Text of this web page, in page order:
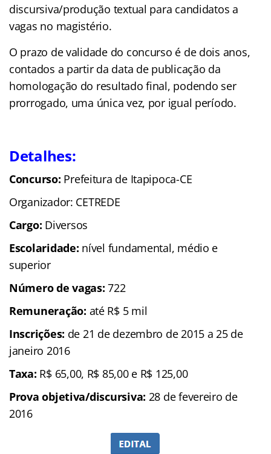
discursiva/produção textual para candidatos a
vagas no magistério.
O prazo de validade do concurso é de dois anos,
contados a partir da data de publicação da
homologação do resultado final, podendo ser
prorrogado, uma única vez, por igual período.
Detalhes:
Concurso: Prefeitura de Itapipoca-CE
Organizador: CETREDE
Cargo: Diversos
Escolaridade: nível fundamental, médio e
superior
Número de vagas: 722
Remuneração: até R$ 5 mil
Inscrições: de 21 de dezembro de 2015 a 25 de
janeiro 2016
Taxa: R$ 65,00, R$ 85,00 e R$ 125,00
Prova objetiva/discursiva: 28 de fevereiro de
2016